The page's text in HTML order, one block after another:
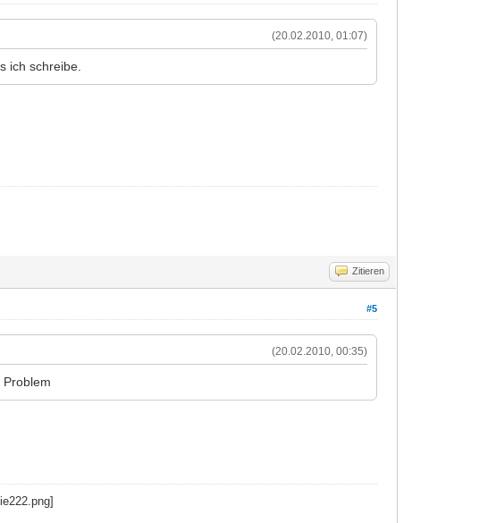
(20.02.2010, 01:07)
ich schreibe.
Zitieren
#5
(20.02.2010, 00:35)